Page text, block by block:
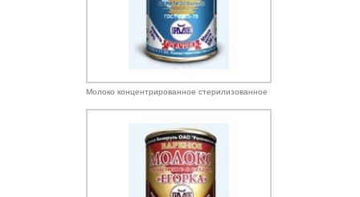
Молоко концентрированное стерилизованное